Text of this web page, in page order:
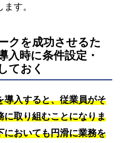
す。
クを成功させるた
時に条件設定・
ておく
導入すると、従業員がそ
に取り組むことになりま
においても円滑に業務を